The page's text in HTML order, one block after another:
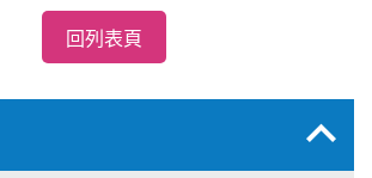
回列表頁